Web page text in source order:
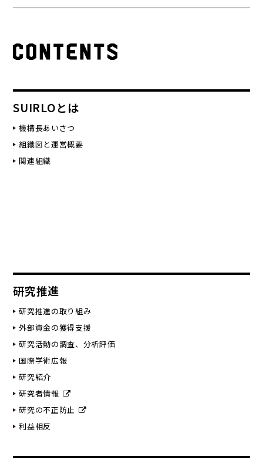
SUIRLOとは
機構長あいさつ
組織図と運営概要
関連組織
研究推進
研究推進の取り組み
外部資金の獲得支援
研究活動の調査、分析評価
国際学術広報
研究紹介
研究者情報
研究の不正防止
利益相反